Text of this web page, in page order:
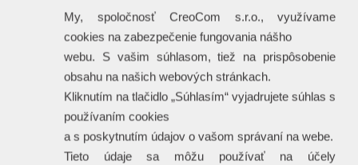
My, spoločnosť CreoCom s.r.o., využívame
cookies na zabezpečenie fungovania nášho
webu. S vašim súhlasom, tiež na prispôsobenie
obsahu na našich webových stránkach.
Kliknutím na tlačidlo „Súhlasím“ vyjadrujete súhlas s
používaním cookies
a s poskytnutím údajov o vašom správaní na webe.
Tieto údaje sa môžu používať na účely